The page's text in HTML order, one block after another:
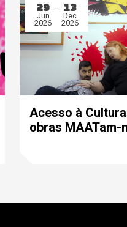
29
Jun
2026
13
Dec
2026
Acesso à
obras MAATam-